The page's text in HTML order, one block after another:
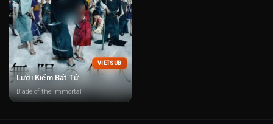
VIETSUB
Lưỡi Kiếm Bất Tử
Blade of the Immortal